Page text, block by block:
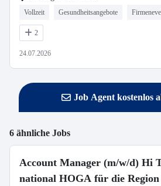
Vollzeit Gesundheitsangebote
2
24.07.2026
Job Agent kostenlos
6 ähnliche Jobs
Account Manager (m/w/d) Hi
national HOGA für die Region